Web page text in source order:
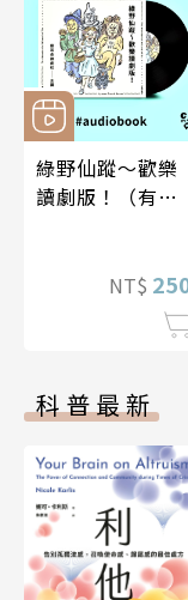
綠野仙蹤～歡樂
讀劇版！（有聲
NT$
科普最新